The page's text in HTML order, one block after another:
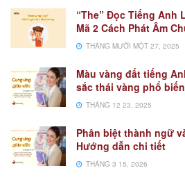
“The” Đọc Tiếng Anh
Mã 2 Cách Phát Âm
THÁNG MƯỜI MỘT 27, 2025
Màu vàng đất tiếng
sắc thái vàng phổ biến
THÁNG 12 23, 2025
Phân biệt thành ngữ
Hướng dẫn chi tiết
THÁNG 3 15, 2026